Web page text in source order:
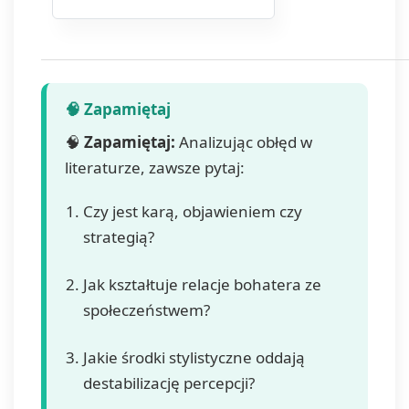
newslettera lub/i
prawna
przetwarzania
danych to
zgodnie z art. 6 ust.
Twoje dane będą
przechowywane o
Masz prawo do
dostępu do swoich
sprostowania,
ograniczenia
🧠 Zapamiętaj: Analizując obłęd w
literaturze, zawsze pytaj:
Czy jest karą, objawieniem czy
strategią?
Jak kształtuje relacje bohatera ze
społeczeństwem?
Jakie środki stylistyczne oddają
destabilizację percepcji?